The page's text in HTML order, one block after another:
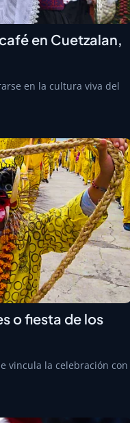
en Cuetzalan,
en la cultura viva del
o fiesta de los
vincula la celebración con